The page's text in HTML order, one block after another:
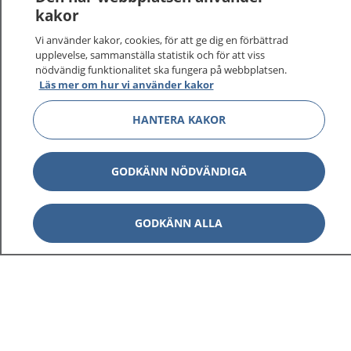
sjukdomar och vilka mottagningar du kan kontakta.
Logga in för att läsa din journal och göra dina
vårdärenden. Ring telefonnummer 1177 för
sjukvårdsrådgivning dygnet runt.
1177 ger dig råd när du vill må bättre.
1177 på flera språk Visa
kakor
Vi använder kakor, cookies, för att ge dig en förbättrad
upplevelse, sammanställa statistik och för att viss
nödvändig funktionalitet ska fungera på webbplatsen.
Läs mer om hur vi använder kakor
HANTERA KAKOR
GODKÄNN NÖDVÄNDIGA
GODKÄNN ALLA